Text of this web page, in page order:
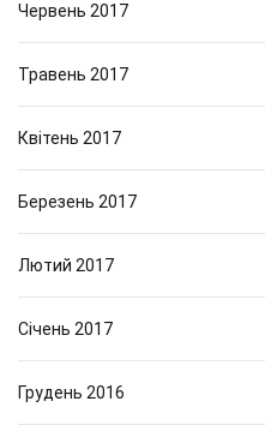
Червень 2017
Травень 2017
Квітень 2017
Березень 2017
Лютий 2017
Січень 2017
Грудень 2016